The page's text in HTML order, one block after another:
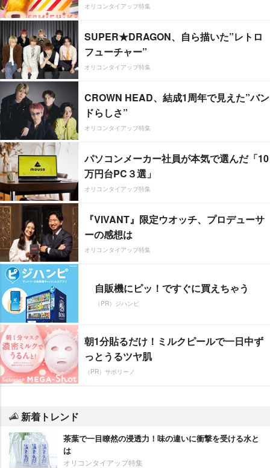
オリコンタイアップ特集
SUPER★DRAGON、自ら描いた”レトロ
フューチャー”
オリコンタイアップ特集
CROWN HEAD、結成1周年で見えた”バン
ドらしさ”
オリコンタイアップ特集
パソコンメーカー社員が本気で選んだ「10
万円台PC３選」
オリコンタイアップ特集
『VIVANT』限定ウオッチ、プロデューサ
ーの感想は
オリコンタイアップ特集
自販機にピッ！ですぐに買えちゃう
（PR）ジハンピ
朝1分貼るだけ！ミルクピールで一日中ず
っとうるツヤ肌
（PR）サボリーノ
新着トレンド
茶葉で一目瞭然の浸透力！味の違いに衝撃を受ける水と
は
オリコンタイアップ特集